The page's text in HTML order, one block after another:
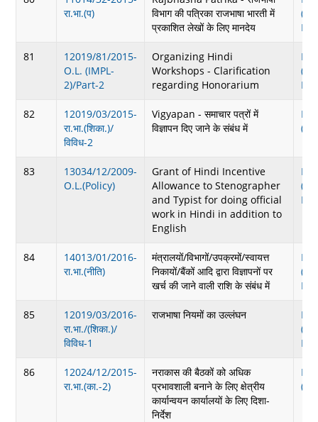
रा.भा.(प)
विभाग की पत्रिका राजभाषा भारती में
प्रकाशित लेखों के लिए मानदेय
81
12019/81/2015-
O.L. (IMPL-
2)/Part-2
Organizing Hindi
Workshops - Clarification
regarding Honorarium
82
12019/03/2015-
रा.भा.(शिका.)/
विविध-2
Vigyapan - समाचार पत्रों में
विज्ञापन दिए जाने के संबंध में
83
13034/12/2009-
O.L.(Policy)
Grant of Hindi Incentive
Allowance to Stenographer
and Typist for doing official
work in Hindi in addition to
English
84
14013/01/2016-
रा.भा.(नीति)
मंत्रालयों/विभागों/उपक्रमों/स्वायत्त
निकायों/बैंकों आदि द्वारा विज्ञापनों पर
खर्च की जाने वाली राशि के संबंध में
85
12019/03/2016-
रा.भा./(शिका.)/
विविध-1
राजभाषा नियमों का उल्लंघन
86
12024/12/2015-
रा.भा.(का.-2)
नराकास की बैठकों को अधिक
प्रभावशाली बनाने के लिए क्षेत्रीय
कार्यान्वयन कार्यालयों के लिए दिशा-
निर्देश